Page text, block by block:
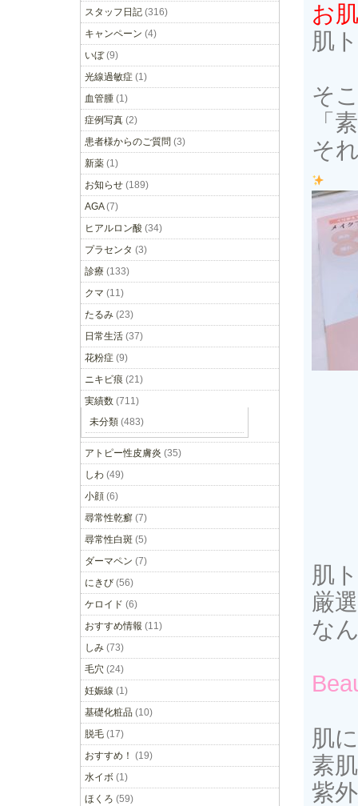
お
肌
そ
「
そ
肌
厳
な
肌
素
紫
スタッフ日記 (316)
キャンペーン (4)
いぼ(9)
光線過敏症 (1)
血管腫 (1)
症例写真 (2)
患者様からのご質問 (3)
新薬 (1)
お知らせ (189)
AGA(7)
ヒアルロン酸 (34)
プラセンタ (3)
診療 (133)
クマ (11)
たるみ (23)
日常生活 (37)
花粉症 (9)
ニキビ痕 (21)
実績数 (711)
未分類 (483)
アトピー性皮膚炎 (35)
しわ (49)
小顔 (6)
尋常性乾癬 (7)
尋常性白斑 (5)
ダーマペン (7)
にきび (56)
ケロイド (6)
おすすめ情報 (11)
しみ (73)
毛穴 (24)
妊娠線 (1)
基礎化粧品 (10)
脱毛 (17)
おすすめ！ (19)
水イボ (1)
ほくろ (59)